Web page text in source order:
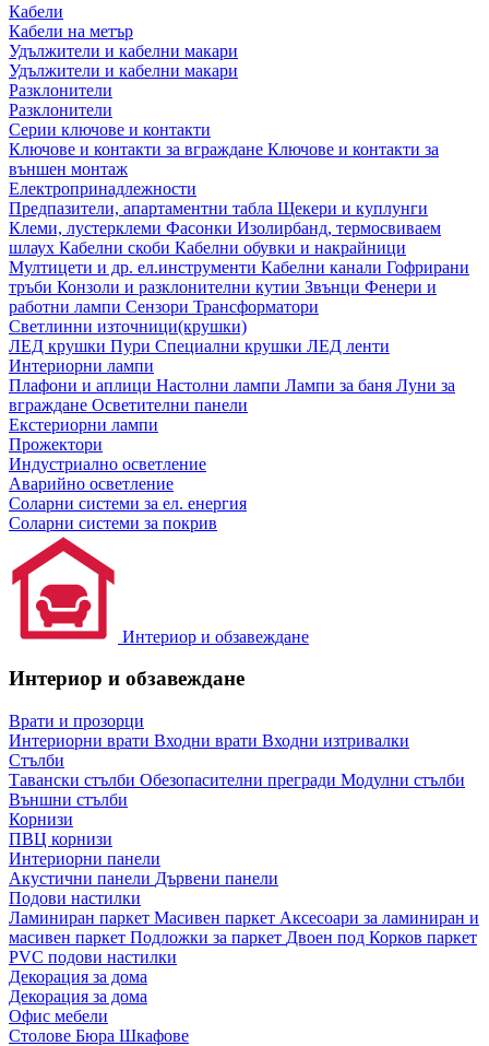
Кабели
Кабели на метър
Удължители и кабелни макари
Удължители и кабелни макари
Разклонители
Разклонители
Серии ключове и контакти
Ключове и контакти за вграждане Ключове и контакти за
външен монтаж
Електропринадлежности
Предпазители, апартаментни табла Щекери и куплунги
Клеми, лустерклеми Фасонки Изолирбанд, термосвиваем
шлаух Кабелни скоби Кабелни обувки и накрайници
Мултицети и др. ел.инструменти Кабелни канали Гофрирани
тръби Конзоли и разклонителни кутии Звънци Фенери и
работни лампи Сензори Трансформатори
Светлинни източници(крушки)
ЛЕД крушки Пури Специални крушки ЛЕД ленти
Интериорни лампи
Плафони и аплици Настолни лампи Лампи за баня Луни за
вграждане Осветителни панели
Екстериорни лампи
Прожектори
Индустриално осветление
Аварийно осветление
Соларни системи за ел. енергия
Соларни системи за покрив
Интериор и обзавеждане
Интериор и обзавеждане
Врати и прозорци
Интериорни врати Входни врати Входни изтривалки
Стълби
Тавански стълби Обезопасителни прегради Модулни стълби
Външни стълби
Корнизи
ПВЦ корнизи
Интериорни панели
Акустични панели Дървени панели
Подови настилки
Ламиниран паркет Масивен паркет Аксесоари за ламиниран и
масивен паркет Подложки за паркет Двоен под Корков паркет
PVC подови настилки
Декорация за дома
Декорация за дома
Офис мебели
Столове Бюра Шкафове